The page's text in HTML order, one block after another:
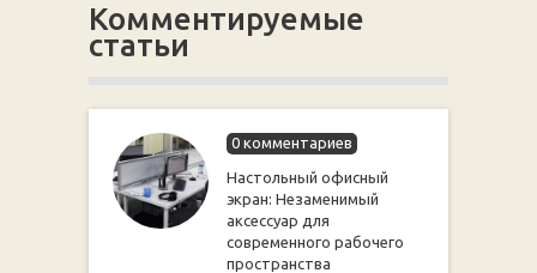
Комментируемые
статьи
0 комментариев
Настольный офисный
экран: Незаменимый
аксессуар для
современного рабочего
пространства